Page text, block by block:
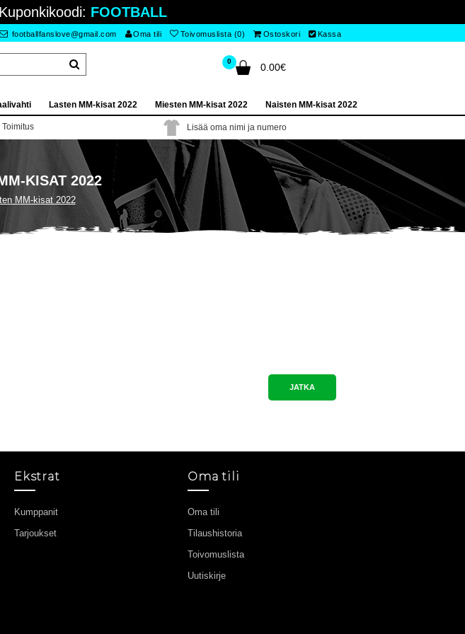
FOOTBALL
footballfanslove@gmail.com Oma tili Toivomuslista (0) Ostoskori Kassa
0
0.00€
Lasten MM-kisat 2022 Miesten MM-kisat 2022 Naisten MM-kisat 2022
Lisää oma nimi ja numero
KISAT 2022
MM-kisat 2022
JATKA
Ekstrat
Kumppanit
Tarjoukset
Oma tili
Oma tili
Tilaushistoria
Toivomuslista
Uutiskirje